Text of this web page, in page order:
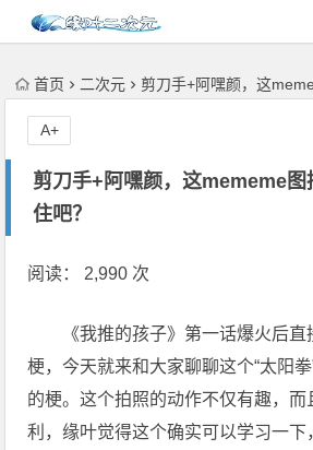
首页 二次元 剪刀手+阿嘿颜，这
剪刀手+阿嘿颜，这mememe图
住吧？
A+
阅读： 2,990 次
《我推的孩子》第一话爆火后
梗，今天就来和大家聊聊这个“太阳
的梗。这个拍照的动作不仅有趣，而
利，缘叶觉得这个确实可以学习一下